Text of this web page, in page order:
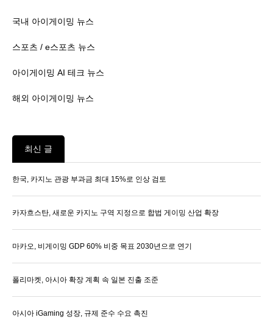
국내 아이게이밍 뉴스
스포츠 / e스포츠 뉴스
아이게이밍 AI 테크 뉴스
해외 아이게이밍 뉴스
최신 글
한국, 카지노 관광 부과금 최대 15%로 인상 검토
카자흐스탄, 새로운 카지노 구역 지정으로 합법 게이밍 산업 확장
마카오, 비게이밍 GDP 60% 비중 목표 2030년으로 연기
폴리마켓, 아시아 확장 계획 속 일본 진출 조준
아시아 iGaming 성장, 규제 준수 수요 촉진